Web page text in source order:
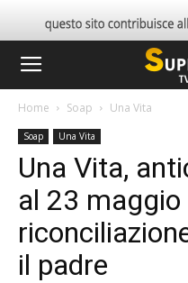
Home Soap Una Vita
Soap Una Vita
Una Vita,
al 23
il padre